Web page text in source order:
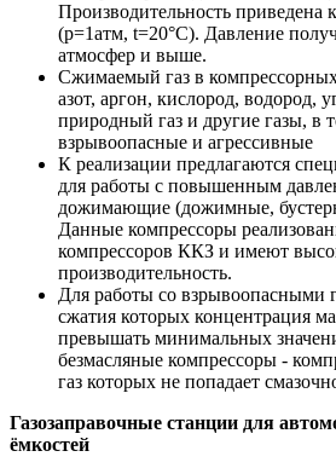
Производительность
(p=1атм, t=20°C). Давление
атмосфер и выше.
Сжимаемый газ в компрессорных
азот, аргон, кислород, водород,
природный газ и другие газы, в
взрывоопасные и агрессивные
К реализации предлагаются
для работы с повышенным
дожимающие (дожимные,
Данные компрессоры
компрессоров ККЗ и имеют
производительность.
Для работы со взрывоопасными
сжатия которых концентрация
превышать минимальных
безмасляные компрессоры -
газ которых не попадает
Газозаправочные станции для
ёмкостей